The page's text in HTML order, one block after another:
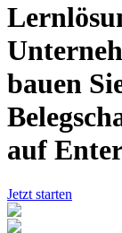
bauen
auf
Jetzt starten